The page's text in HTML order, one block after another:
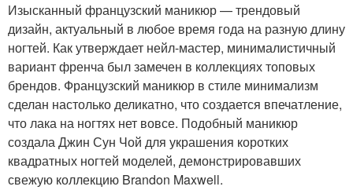
Изысканный французский маникюр — трендовый
дизайн, актуальный в любое время года на разную длину
ногтей. Как утверждает нейл-мастер, минималистичный
вариант френча был замечен в коллекциях топовых
брендов. Французский маникюр в стиле минимализм
сделан настолько деликатно, что создается впечатление,
что лака на ногтях нет вовсе. Подобный маникюр
создала Джин Сун Чой для украшения коротких
квадратных ногтей моделей, демонстрировавших
свежую коллекцию Brandon Maxwell.